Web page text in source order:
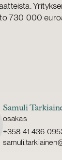
730 000
Samuli
osakas
+358 41 436